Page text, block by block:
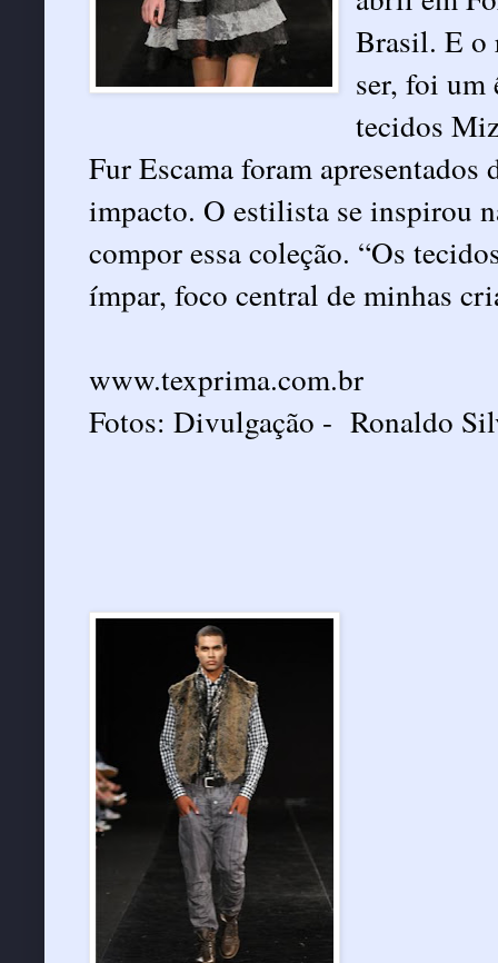
Brasil. E o
ser, foi um
tecidos
Fur Escama foram
impacto. O estilista se inspirou
compor essa coleção. “Os
ímpar, foco central de minhas
www.texprima.com.br
Fotos: Divulgação - Ronaldo